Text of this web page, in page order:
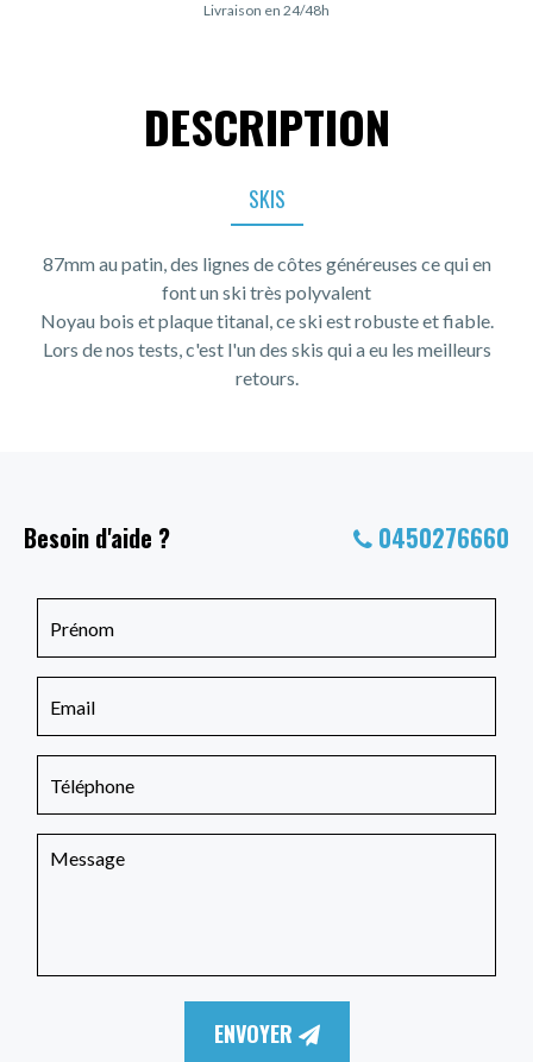
Livraison en 24/48h
DESCRIPTION
SKIS
87mm au patin, des lignes de côtes généreuses ce qui en
font un ski très polyvalent
Noyau bois et plaque titanal, ce ski est robuste et fiable.
Lors de nos tests, c'est l'un des skis qui a eu les meilleurs
retours.
Besoin d'aide ? 0450276660
ENVOYER